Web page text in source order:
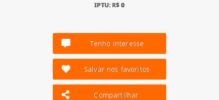
IPTU: R$ 0
Tenho interesse
Salvar nos favoritos
Compartilhar